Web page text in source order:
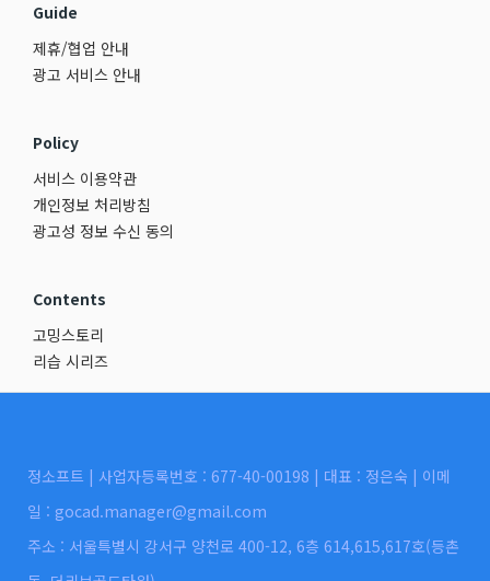
Guide
제휴/협업 안내
광고 서비스 안내
Policy
서비스 이용약관
개인정보 처리방침
광고성 정보 수신 동의
Contents
고밍스토리
리습 시리즈
정소프트 | 사업자등록번호 : 677-40-00198 | 대표 : 정은숙 | 이메
일 : gocad.manager@gmail.com
주소 : 서울특별시 강서구 양천로 400-12, 6층 614,615,617호(등촌